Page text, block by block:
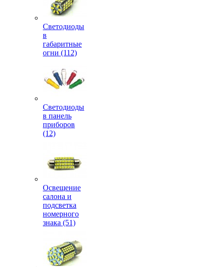
Светодиоды
в
габаритные
огни (112)
Светодиоды
в панель
приборов
(12)
Освещение
салона и
подсветка
номерного
знака (51)